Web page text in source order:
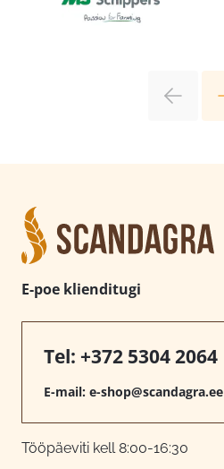
E-poe klienditugi
Tel: +372 5304 2064
E-mail: e-shop@scandagra.ee
Tööpäeviti kell 8:00-16:30